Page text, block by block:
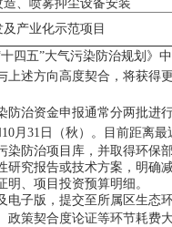
、喷雾抑尘设备安装
产业化示范项目
四五”大气污染防治规划》
述方向高度契合，将获得
治资金申报通常分两批进
月31日（秋）。目前距离
染防治项目库，并取得环保
究报告或技术方案，明确减
、项目投资预算明细。
子版，提交至所属区生态环
策契合度论证等环节耗费